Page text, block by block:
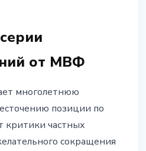
от МВФ
многолетнюю
позиции по
критики частных
сокращения